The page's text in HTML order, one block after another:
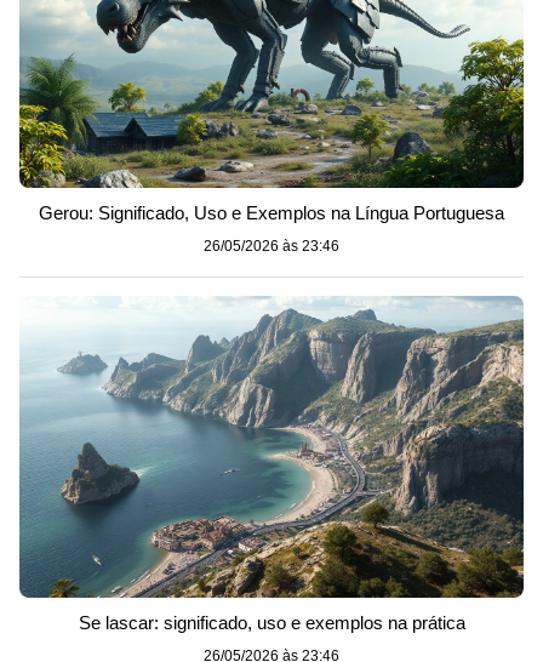
Gerou: Significado, Uso e Exemplos na Língua Portuguesa
26/05/2026 às 23:46
Se lascar: significado, uso e exemplos na prática
26/05/2026 às 23:46